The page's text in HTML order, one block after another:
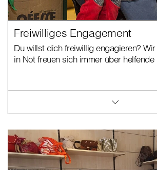
Freiwilliges Engagement
Du willst dich freiwillig engagieren?
in Not freuen sich immer über helfende